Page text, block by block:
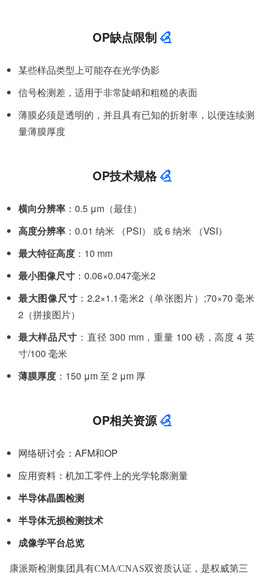
OP缺点限制
某些样品类型上可能存在光学伪影
信号检测差，适用于非常陡峭和粗糙的表面
薄膜必须是透明的，并且具有已知的折射率，以便连续测
量薄膜厚度
OP技术规格
横向分辨率 ：0.5 μm（最佳）
高度分辨率 ：0.01 纳米 （PSI） 或 6 纳米 （VSI）
最大特征高度 ：10 mm
最小图像尺寸 ：0.06×0.047毫米2
最大图像尺寸 ：2.2×1.1毫米2（单张图片）;70×70 毫米
2（拼接图片）
最大样品尺寸 ：直径 300 mm，重量 100 磅，高度 4 英
寸/100 毫米
薄膜厚度 ：150 μm 至 2 μm 厚
OP相关资源
网络研讨会：AFM和OP
应用资料：机加工零件上的光学轮廓测量
半导体晶圆检测
半导体无损检测技术
成像学平台总览
康派斯检测集团具有CMA/CNAS双资质认证， 是权威第三